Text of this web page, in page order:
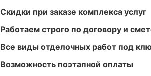
Скидки при заказе комплекса услуг
Работаем строго по договору и
Все виды отделочных работ под
Возможность поэтапной оплаты